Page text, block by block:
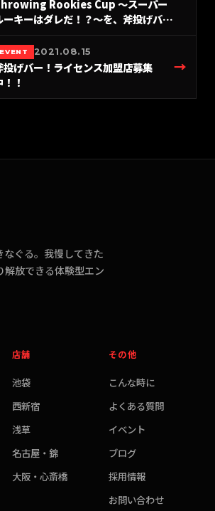
Rookies Cup 〜スーパー
ーキーはダレだ！？〜を、斧投げバー
AXE THROWING BAR®︎ 浅草店に
、1/23(日) に開催決定！
EVENT 2021.08.15
投げバー！ライセンス加盟店募集
！！
→
ぐる。我慢してきた
解放できる体験型エン
店舗
池袋
西新宿
浅草
名古屋・錦
大阪・心斎橋
その他
こんな時に
よくある質問
イベント
ブログ
採用情報
お問い合わせ